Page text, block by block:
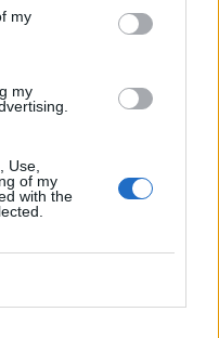
my
my
Use,
of my
with the
Artigianato e
DELLE
ESTERI TRAMIT
[e modifiche ai sensi